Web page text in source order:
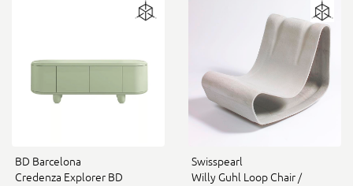
BD Barcelona
Credenza Explorer BD
Swisspearl
Willy Guhl Loop Chair /